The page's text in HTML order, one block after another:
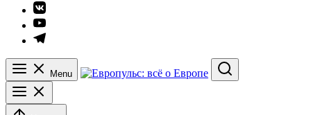
Элемент
меню
Элемент
меню
Элемент
Menu
Search